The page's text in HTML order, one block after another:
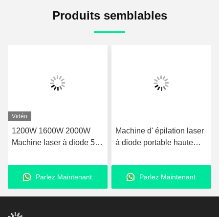
Produits semblables
2000W
à diode 5-
épilation
Maintenant.
Machine d' épilation laser
à diode portable haute
1064nm 3 longueurs d'
onde Parlez Maintenant.
5-400ms
diode de
Puissance
Parlez